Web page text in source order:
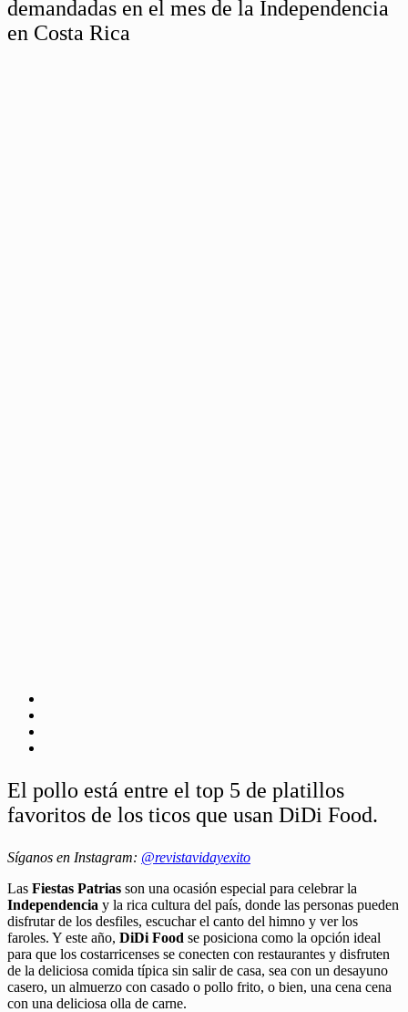
demandadas en el mes de la Independencia
en Costa Rica
El pollo está entre el top 5 de platillos
favoritos de los ticos que usan DiDi Food.
Síganos en Instagram: @revistavidayexito
Las Fiestas Patrias son una ocasión especial para celebrar la
Independencia y la rica cultura del país, donde las personas pueden
disfrutar de los desfiles, escuchar el canto del himno y ver los
faroles. Y este año, DiDi Food se posiciona como la opción ideal
para que los costarricenses se conecten con restaurantes y disfruten
de la deliciosa comida típica sin salir de casa, sea con un desayuno
casero, un almuerzo con casado o pollo frito, o bien, una cena cena
con una deliciosa olla de carne.